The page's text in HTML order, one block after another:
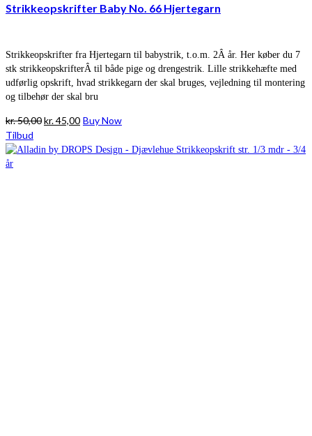
Strikkeopskrifter Baby No. 66 Hjertegarn
Strikkeopskrifter fra Hjertegarn til babystrik, t.o.m. 2Â år. Her køber du 7
stk strikkeopskrifterÂ til både pige og drengestrik. Lille strikkehæfte med
udførlig opskrift, hvad strikkegarn der skal bruges, vejledning til montering
og tilbehør der skal bru
kr.50,00Den
pris
kr.45,00Den
pris
Buy Now
Tilbud